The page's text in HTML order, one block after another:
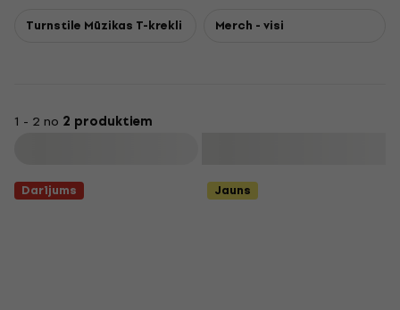
"Blackout".
Turnstile Mūzikas T-krekli Merch - visi
1 - 2 no 2 produktiem
Darījums Jauns